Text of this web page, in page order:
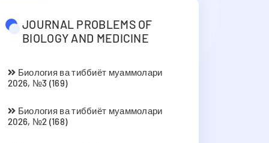
JOURNAL PROBLEMS OF
BIOLOGY AND MEDICINE
Биология ва тиббиёт муаммолари
2026, №3 (169)
Биология ва тиббиёт муаммолари
2026, №2 (168)